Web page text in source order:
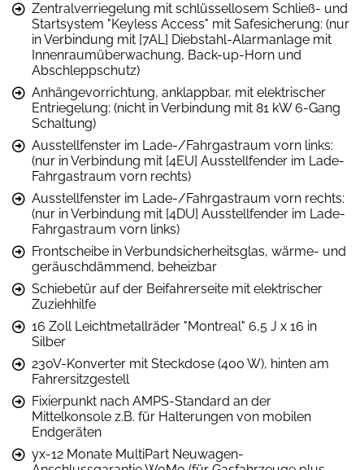
Zentralverriegelung mit schlüssellosem Schließ- und
Startsystem "Keyless Access" mit Safesicherung: (nur
in Verbindung mit [7AL] Diebstahl-Alarmanlage mit
Innenraumüberwachung, Back-up-Horn und
Abschleppschutz)
Anhängevorrichtung, anklappbar, mit elektrischer
Entriegelung: (nicht in Verbindung mit 81 kW 6-Gang
Schaltung)
Ausstellfenster im Lade-/Fahrgastraum vorn links:
(nur in Verbindung mit [4EU] Ausstellfender im Lade-
Fahrgastraum vorn rechts)
Ausstellfenster im Lade-/Fahrgastraum vorn rechts:
(nur in Verbindung mit [4DU] Ausstellfender im Lade-
Fahrgastraum vorn links)
Frontscheibe in Verbundsicherheitsglas, wärme- und
geräuschdämmend, beheizbar
Schiebetür auf der Beifahrerseite mit elektrischer
Zuziehhilfe
16 Zoll Leichtmetallräder "Montreal" 6,5 J x 16 in
Silber
230V-Konverter mit Steckdose (400 W), hinten am
Fahrersitzgestell
Fixierpunkt nach AMPS-Standard an der
Mittelkonsole z.B. für Halterungen von mobilen
Endgeräten
yx-12 Monate MultiPart Neuwagen-